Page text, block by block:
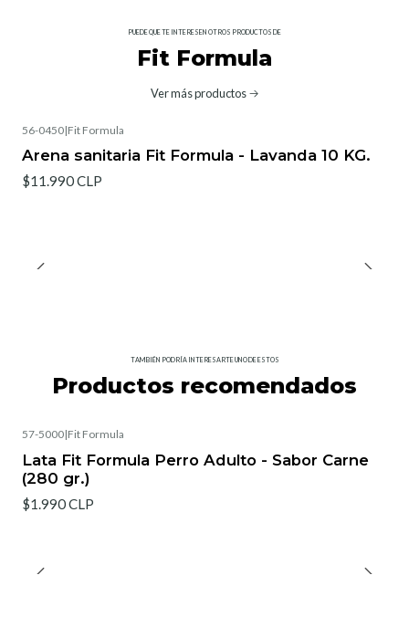
PUEDE QUE TE INTERESEN OTROS PRODUCTOS DE
Fit Formula
Ver más productos
56-0450|Fit Formula
Arena sanitaria Fit Formula - Lavanda 10 KG.
$11.990 CLP
TAMBIÉN PODRÍA INTERESARTE UNO DE ESTOS
Productos recomendados
57-5000|Fit Formula
Lata Fit Formula Perro Adulto - Sabor Carne
(280 gr.)
$1.990 CLP